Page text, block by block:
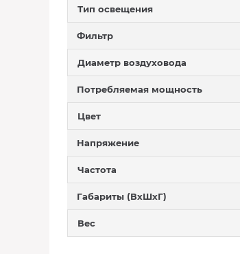
Тип освещения
Фильтр
Диаметр воздуховода
Потребляемая мощность
Цвет
Напряжение
Частота
Габариты (ВхШхГ)
Вес